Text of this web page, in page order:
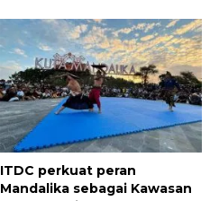
ITDC perkuat peran
Mandalika sebagai Kawasan